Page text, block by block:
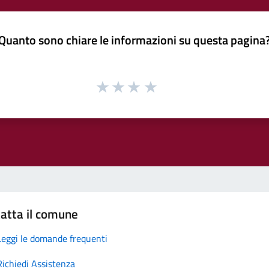
sono chiare le informazioni su questa
il comune
le domande frequenti
Assistenza